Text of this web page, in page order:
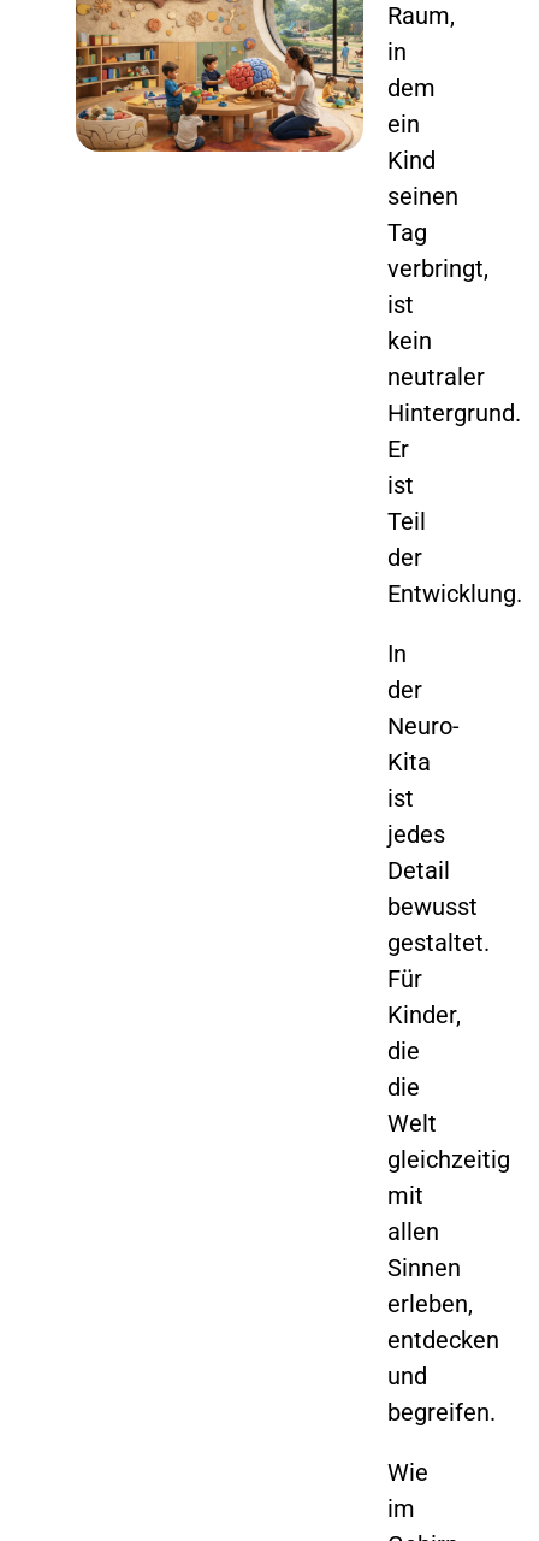
Raum,
in
dem
ein
Kind
seinen
Tag
verbringt,
ist
kein
neutraler
Hintergrund.
Er
ist
Teil
der
Entwicklung.
In
der
Neuro-
Kita
ist
jedes
Detail
bewusst
gestaltet.
Für
Kinder,
die
die
Welt
gleichzeitig
mit
allen
Sinnen
erleben,
entdecken
und
begreifen.
Wie
im